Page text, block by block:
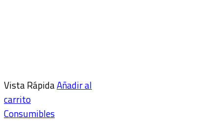
Vista RápidaAñadir al
carrito
Consumibles